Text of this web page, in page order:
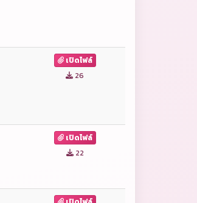
เปิดไฟล์
26
เปิดไฟล์
22